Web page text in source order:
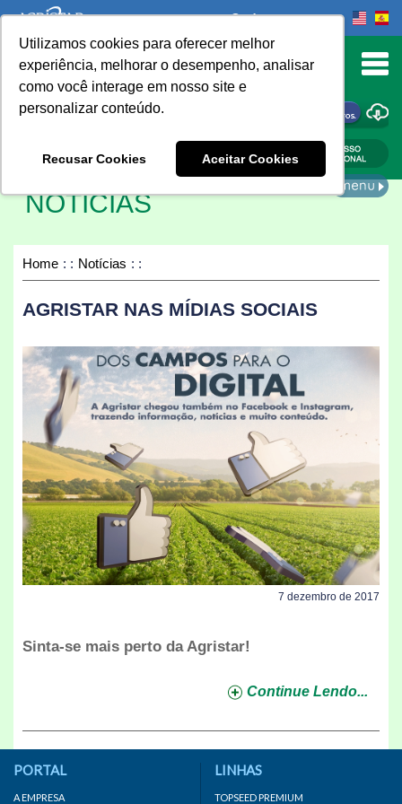
Utilizamos cookies para oferecer melhor
experiência, melhorar o desempenho, analisar
como você interage em nosso site e
personalizar conteúdo.
Recusar Cookies Aceitar Cookies
to Content
Onde comprar
ONDE COMPRAR
NOTÍCIAS
Home Notícias
AGRISTAR NAS MÍDIAS SOCIAIS
7 dezembro de 2017
Sinta-se mais perto da Agristar!
Continue Lendo...
PORTAL
A EMPRESA
LINHAS
TOPSEED PREMIUM